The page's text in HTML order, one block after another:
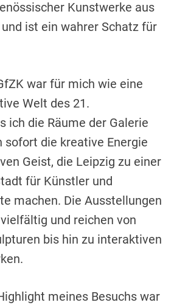
Kunstwerke aus
ist ein wahrer Schatz für
war für mich wie eine
Welt des 21.
ich die Räume der Galerie
sofort die kreative Energie
Geist, die Leipzig zu einer
für Künstler und
machen. Die Ausstellungen
und reichen von
bis hin zu interaktiven
meines Besuchs war